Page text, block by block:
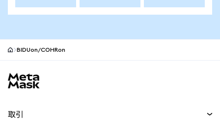
BIDUon/COHRon
取引